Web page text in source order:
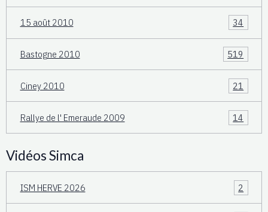
15 août 2010 34
Bastogne 2010 519
Ciney 2010 21
Rallye de l' Emeraude 2009 14
Vidéos Simca
ISM HERVE 2026 2